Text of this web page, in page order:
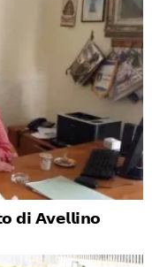
𝗱𝗶 𝗔𝘃𝗲𝗹𝗹𝗶𝗻𝗼